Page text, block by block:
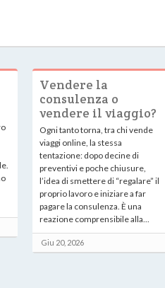
Vendere la
consulenza o
vendere il viaggio?
Ogni tanto torna, tra chi vende
viaggi online, la stessa
tentazione: dopo decine di
preventivi e poche chiusure,
l’idea di smettere di “regalare” il
proprio lavoro e iniziare a far
pagare la consulenza. È una
reazione comprensibile alla...
Giu 20, 2026